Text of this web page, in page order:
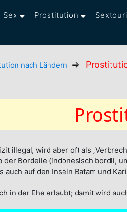
Sex Prostitution
nach Ländern
illegal, wird aber oft als
Bordelle (indonesisch bordil,
auf den Inseln Batam und
in der Ehe erlaubt; damit wird